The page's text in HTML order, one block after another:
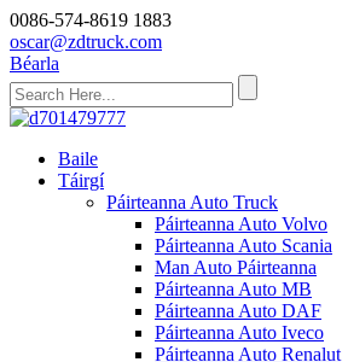
0086-574-8619 1883
oscar@zdtruck.com
Béarla
Baile
Táirgí
Páirteanna Auto Truck
Páirteanna Auto Volvo
Páirteanna Auto Scania
Man Auto Páirteanna
Páirteanna Auto MB
Páirteanna Auto DAF
Páirteanna Auto Iveco
Páirteanna Auto Renalut